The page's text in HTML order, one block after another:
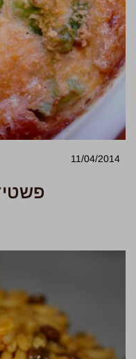
11/04/2014